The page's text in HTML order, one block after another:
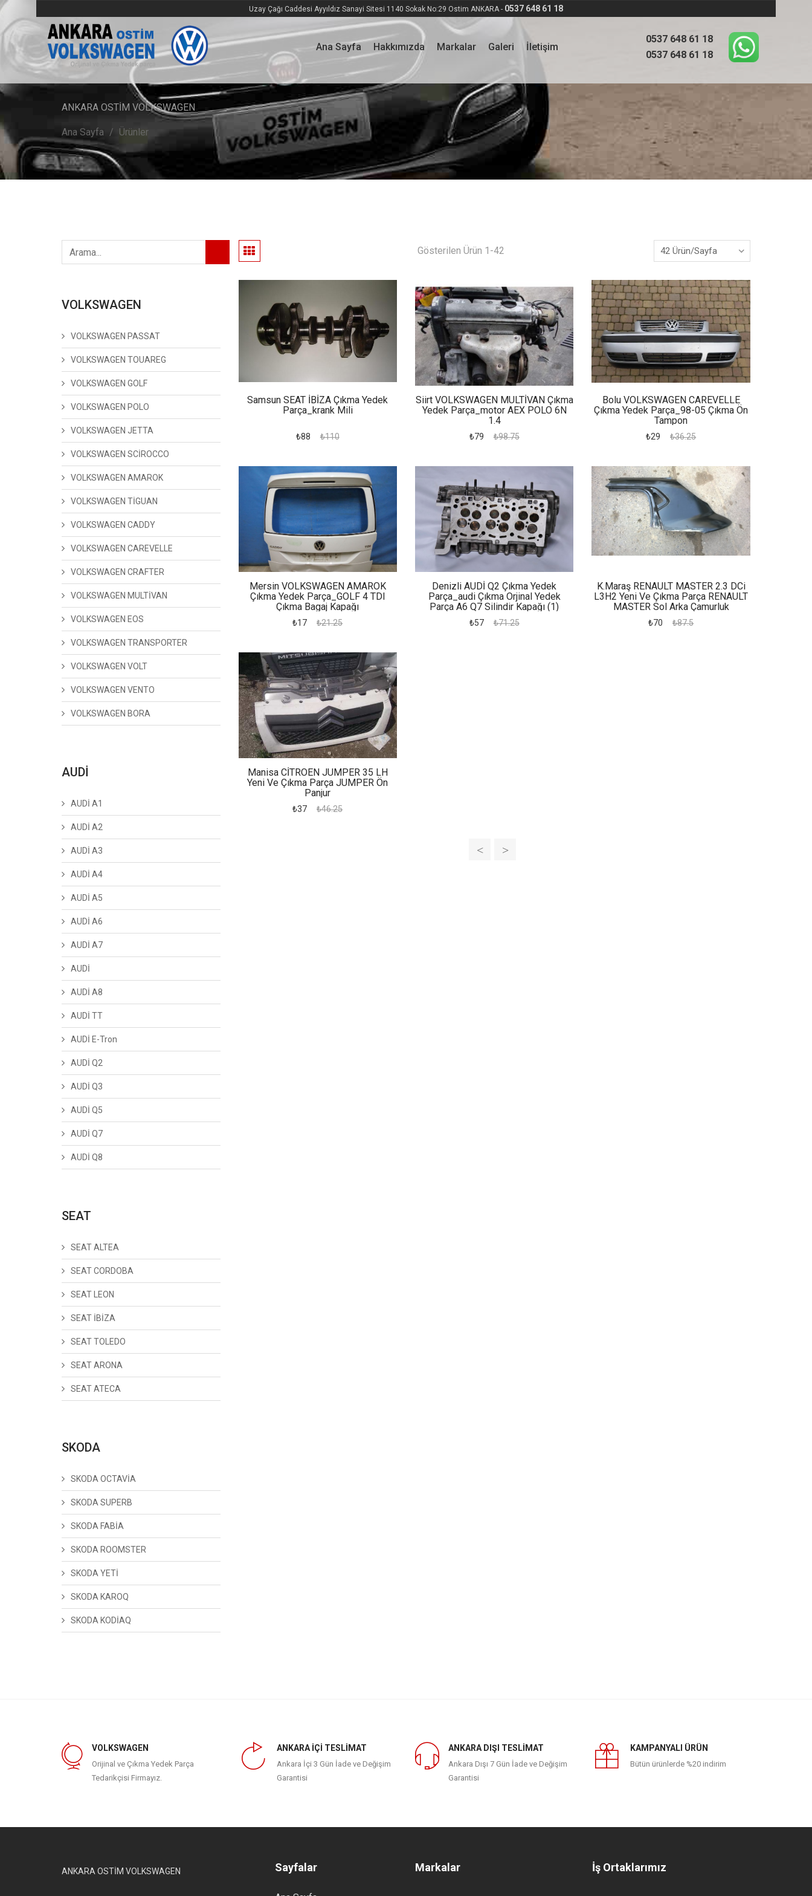
Uzay Çağı Caddesi Ayyıldız Sanayi Sitesi 1140 Sokak No:29 Ostim ANKARA - 0537 648 61 18
0537 648 61 18
0537 648 61 18
Ana Sayfa Hakkımızda Markalar Galeri İletişim
ANKARA OSTİM VOLKSWAGEN
Ana Sayfa Ürünler
Gösterilen Ürün 1-42
Samsun SEAT İBİZA Çıkma Yedek
Parça_krank Mili
₺88 ₺110
Siirt VOLKSWAGEN MULTİVAN Çıkma
Yedek Parça_motor AEX POLO 6N
1.4
₺79 ₺98.75
Bolu VOLKSWAGEN CAREVELLE
Çıkma Yedek Parça_98-05 Çıkma Ön
Tampon
₺29 ₺36.25
Mersin VOLKSWAGEN AMAROK
Çıkma Yedek Parça_GOLF 4 TDI
Çıkma Bagaj Kapağı
₺17 ₺21.25
Denizli AUDİ Q2 Çıkma Yedek
Parça_audi Çıkma Orjinal Yedek
Parça A6 Q7 Silindir Kapağı (1)
₺57 ₺71.25
K.maraş RENAULT MASTER 2.3 DCi
L3H2 Yeni Ve Çıkma Parça RENAULT
MASTER Sol Arka Çamurluk
₺70 ₺87.5
Manisa CİTROEN JUMPER 35 LH
Yeni Ve Çıkma Parça JUMPER Ön
Panjur
₺37 ₺46.25
VOLKSWAGEN
VOLKSWAGEN PASSAT
VOLKSWAGEN TOUAREG
VOLKSWAGEN GOLF
VOLKSWAGEN POLO
VOLKSWAGEN JETTA
VOLKSWAGEN SCİROCCO
VOLKSWAGEN AMAROK
VOLKSWAGEN TİGUAN
VOLKSWAGEN CADDY
VOLKSWAGEN CAREVELLE
VOLKSWAGEN CRAFTER
VOLKSWAGEN MULTİVAN
VOLKSWAGEN EOS
VOLKSWAGEN TRANSPORTER
VOLKSWAGEN VOLT
VOLKSWAGEN VENTO
VOLKSWAGEN BORA
AUDİ
AUDİ A1
AUDİ A2
AUDİ A3
AUDİ A4
AUDİ A5
AUDİ A6
AUDİ A7
AUDİ
AUDİ A8
AUDİ TT
AUDİ E-Tron
AUDİ Q2
AUDİ Q3
AUDİ Q5
AUDİ Q7
AUDİ Q8
SEAT
SEAT ALTEA
SEAT CORDOBA
SEAT LEON
SEAT İBİZA
SEAT TOLEDO
SEAT ARONA
SEAT ATECA
SKODA
SKODA OCTAVİA
SKODA SUPERB
SKODA FABİA
SKODA ROOMSTER
SKODA YETİ
SKODA KAROQ
SKODA KODİAQ
VOLKSWAGEN
Orijinal ve Çıkma Yedek Parça
Tedarikçisi Firmayız.
ANKARA İÇİ TESLİMAT
Ankara İçi 3 Gün İade ve Değişim
Garantisi
ANKARA DIŞI TESLİMAT
Ankara Dışı 7 Gün İade ve Değişim
Garantisi
KAMPANYALI ÜRÜN
Bütün ürünlerde %20 indirim
ANKARA OSTİM VOLKSWAGEN Sayfalar Markalar İş Ortaklarımız